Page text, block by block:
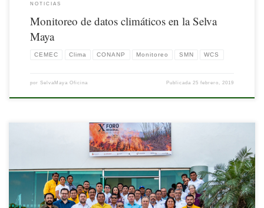
NOTICIAS
Monitoreo de datos climáticos en la Selva
Maya
CEMEC Clima CONANP Monitoreo SMN WCS
por SelvaMaya Oficina Publicada25 febrero, 2019
Durante el X Foro Regional de Manejo del Fuego, efectuado en la ciudad de
Campeche; en colaboración con la Dirección General de Geomática de la Comisión
Nacional para el Conocimiento y Uso de la Biodiversidad (CONABIO), se